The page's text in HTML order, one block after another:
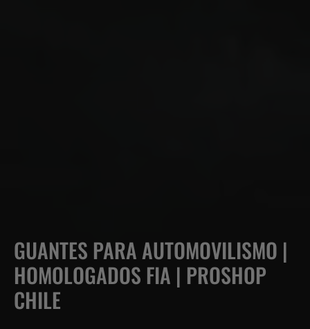
RECOPILACIÓN:
GUANTES PARA AUTOMOVILISMO |
HOMOLOGADOS FIA | PROSHOP
CHILE